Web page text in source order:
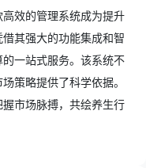
效的管理系统成为提升
借其强大的功能集成和智
一站式服务。该系统不
策略提供了科学依据。
市场脉搏，共绘养生行